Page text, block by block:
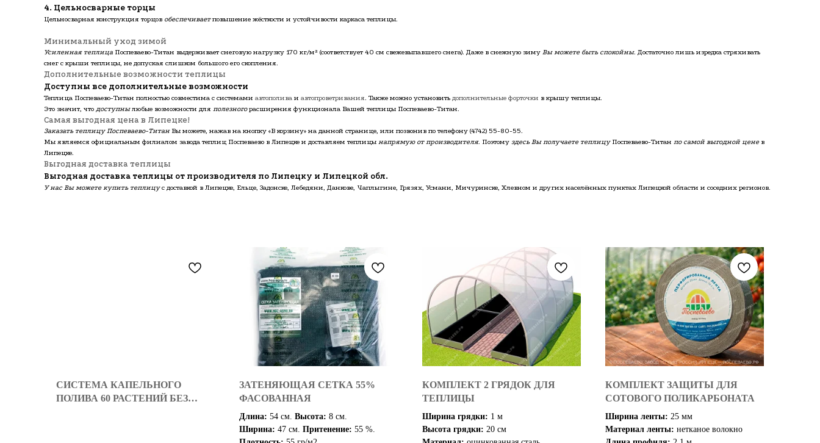
4. Цельносварные торцы
Цельносварная конструкция торцов обеспечиваетповышение жёсткости и устойчивости каркаса теплицы.
Минимальный уход зимой
Усиленная теплица Поспеваево-Титан выдерживает снеговую нагрузку 170 кг/м² (соответствует 40 см свежевыпавшего снега). Даже в снежную зиму Вы можете быть спокойны. Достаточно лишь изредка стряхивать
снег с крыши теплицы, не допуская слишком большого его скопления.
Дополнительные возможности теплицы
Доступны все дополнительные возможности
Теплица Поспеваево-Титан полностью совместима с системами автополива и автопроветривания. Также можно установить дополнительные форточки в крышу теплицы.
Это значит, что доступнылюбые возможности для полезногорасширения функционала Вашей теплицы Поспеваево-Титан.
Самая выгодная цена в Липецке!
Заказать теплицу Поспеваево-Титан Вы можете, нажав на кнопку «В корзину» на данной странице, или позвонив по телефону (4742) 55-80-55.
Мы являемся официальным филиалом завода теплиц Поспеваево в Липецке и доставляем теплицы напрямую от производителя. Поэтому здесь Вы получаете теплицуПоспеваево-Титан по самой выгодной ценев
Липецке.
Выгодная доставка теплицы
Выгодная доставка теплицы от производителя по Липецку и Липецкой обл.
У нас Вы можете купить теплицус доставкой в Липецке, Ельце, Задонске, Лебедяни, Данкове, Чаплыгине, Грязях, Усмани, Мичуринске, Хлевном и других населённых пунктах Липецкой области и соседних регионов.
СИСТЕМА КАПЕЛЬНОГО
ПОЛИВА 60 РАСТЕНИЙ БЕЗ
ЗАТЕНЯЮЩАЯ СЕТКА 55%
ФАСОВАННАЯ
Длина: 54 см. Высота: 8 см.
Ширина: 47 см. Притенение: 55 %.
КОМПЛЕКТ 2 ГРЯДОК ДЛЯ
ТЕПЛИЦЫ
Ширина грядки: 1 м
Высота грядки: 20 см
КОМПЛЕКТ ЗАЩИТЫ ДЛЯ
СОТОВОГО ПОЛИКАРБОНАТА
Ширина ленты: 25 мм
Материал ленты: нетканое волокно